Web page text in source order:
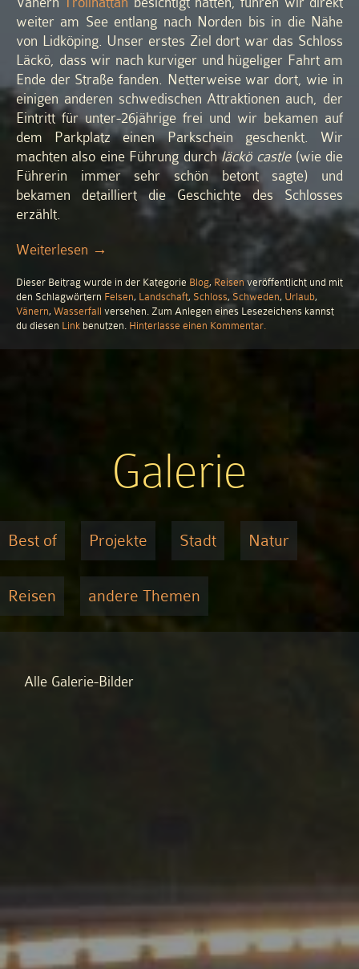
weiter am See entlang nach Norden bis in die Nähe
von Lidköping. Unser erstes Ziel dort war das Schloss
Läckö, dass wir nach kurviger und hügeliger Fahrt am
Ende der Straße fanden. Netterweise war dort, wie in
einigen anderen schwedischen Attraktionen auch, der
Eintritt für unter-26jährige frei und wir bekamen auf
dem Parkplatz einen Parkschein geschenkt. Wir
machten also eine Führung durch läckö castle(wie die
Führerin immer sehr schön betont sagte) und
bekamen detailliert die Geschichte des Schlosses
erzählt.
Weiterlesen „Schlösser
alte
Männer
mit
→
Dieser Beitrag wurde in der Kategorie Blog, Reisen veröffentlicht und mit
den Schlagwörtern Felsen, Landschaft, Schloss, Schweden, Urlaub,
Vänern, Wasserfall versehen. Zum Anlegen eines Lesezeichens kannst
du diesen Link benutzen. Hinterlasse einen Kommentarzu
und
Galerie
Best of Projekte Stadt Natur
Reisen andere Themen
Alle Galerie-Bilder